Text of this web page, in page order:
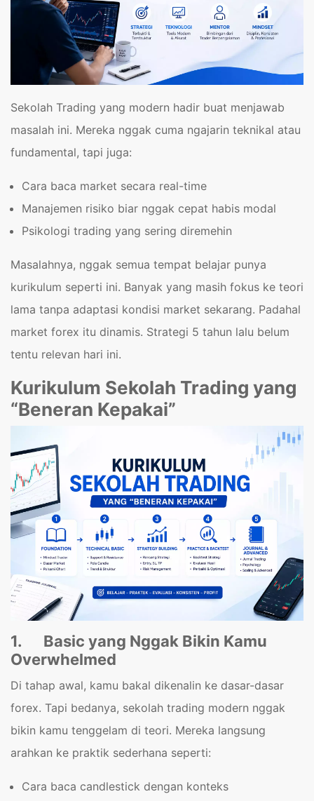
Sekolah Trading yang modern hadir buat menjawab
masalah ini. Mereka nggak cuma ngajarin teknikal atau
fundamental, tapi juga:
Cara baca market secara real-time
Manajemen risiko biar nggak cepat habis modal
Psikologi trading yang sering diremehin
Masalahnya, nggak semua tempat belajar punya
kurikulum seperti ini. Banyak yang masih fokus ke teori
lama tanpa adaptasi kondisi market sekarang. Padahal
market forex itu dinamis. Strategi 5 tahun lalu belum
tentu relevan hari ini.
Kurikulum Sekolah Trading yang
“Beneran Kepakai”
1.
Basic yang Nggak Bikin Kamu
Overwhelmed
Di tahap awal, kamu bakal dikenalin ke dasar-dasar
forex. Tapi bedanya, sekolah trading modern nggak
bikin kamu tenggelam di teori. Mereka langsung
arahkan ke praktik sederhana seperti:
Cara baca candlestick dengan konteks